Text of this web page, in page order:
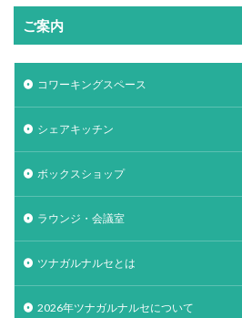
ご案内
コワーキングスペース
シェアキッチン
ボックスショップ
ラウンジ・会議室
ツナガルナルセとは
2026年ツナガルナルセについて